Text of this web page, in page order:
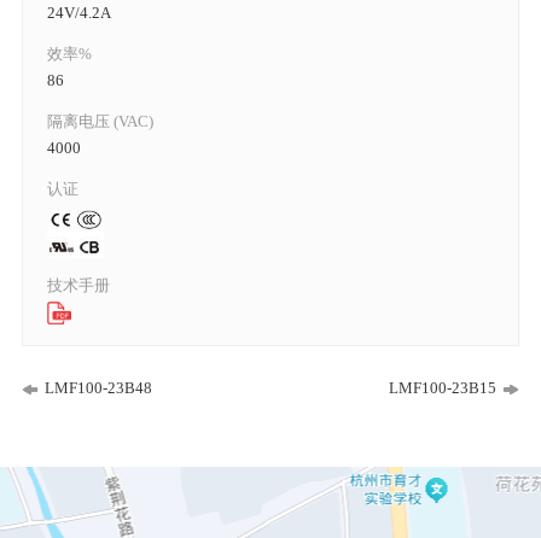
24V/4.2A
效率%
86
隔离电压 (VAC)
4000
认证
技术手册
LMF100-23B48 LMF100-23B15